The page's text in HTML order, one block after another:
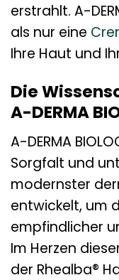
erstrahlt. A-
als nur eine
Ihre Haut und
Die
A-DERMA
A-DERMA
Sorgfalt und
modernster
entwickelt, um
empfindlicher
Im Herzen
der Rhealba®